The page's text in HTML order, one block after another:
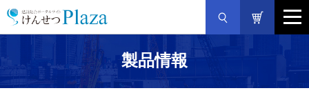
製品情報